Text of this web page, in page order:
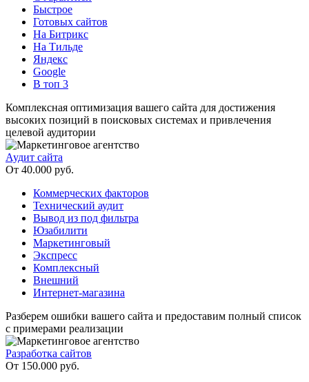
Быстрое
Готовых сайтов
На Битрикс
На Тильде
Яндекс
Google
В топ 3
Комплексная оптимизация вашего сайта для достижения
высоких позиций в поисковых системах и привлечения
целевой аудитории
Аудит сайта
От 40.000 руб.
Коммерческих факторов
Технический аудит
Вывод из под фильтра
Юзабилити
Маркетинговый
Экспресс
Комплексный
Внешний
Интернет-магазина
Разберем ошибки вашего сайта и предоставим полный список
с примерами реализации
Разработка сайтов
От 150.000 руб.